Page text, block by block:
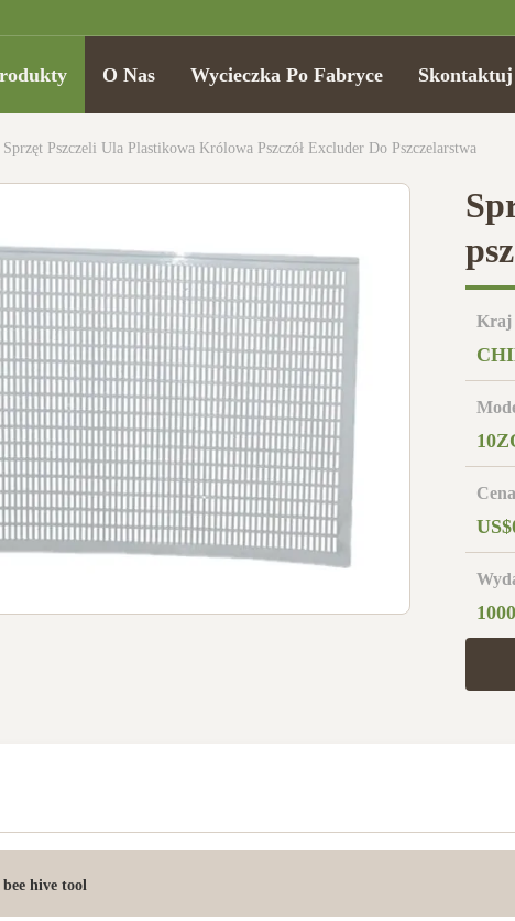
O Nas Wycieczka Po Fabryce
Sprzęt Pszczeli Ula Plastikowa Królowa Pszczół Excluder Do Pszczelarstwa
Kraj
bee hive tool